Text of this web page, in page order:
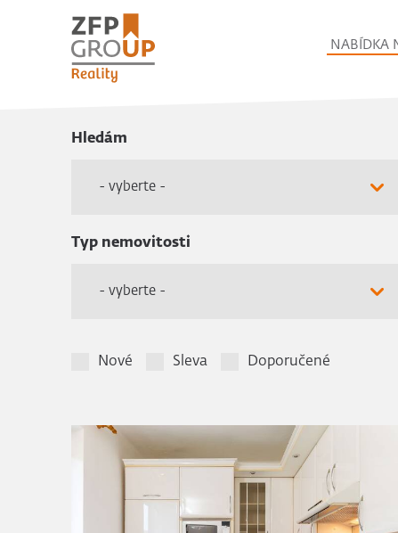
NABÍDKA
Hledám
- vyberte -
Typ nemovitosti
- vyberte -
Nové Sleva Doporučené